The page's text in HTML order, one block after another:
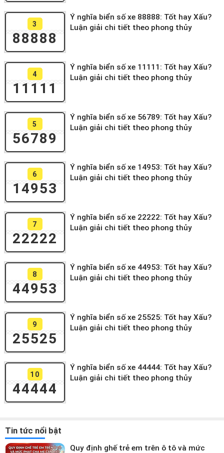
3
88888
Ý nghĩa biển số xe 88888: Tốt hay Xấu?
Luận giải chi tiết theo phong thủy
4
11111
Ý nghĩa biển số xe 11111: Tốt hay Xấu?
Luận giải chi tiết theo phong thủy
5
56789
Ý nghĩa biển số xe 56789: Tốt hay Xấu?
Luận giải chi tiết theo phong thủy
6
14953
Ý nghĩa biển số xe 14953: Tốt hay Xấu?
Luận giải chi tiết theo phong thủy
7
22222
Ý nghĩa biển số xe 22222: Tốt hay Xấu?
Luận giải chi tiết theo phong thủy
8
44953
Ý nghĩa biển số xe 44953: Tốt hay Xấu?
Luận giải chi tiết theo phong thủy
9
25525
Ý nghĩa biển số xe 25525: Tốt hay Xấu?
Luận giải chi tiết theo phong thủy
10
44444
Ý nghĩa biển số xe 44444: Tốt hay Xấu?
Luận giải chi tiết theo phong thủy
Tin tức nổi bật
Quy định ghế trẻ em trên ô tô và mức